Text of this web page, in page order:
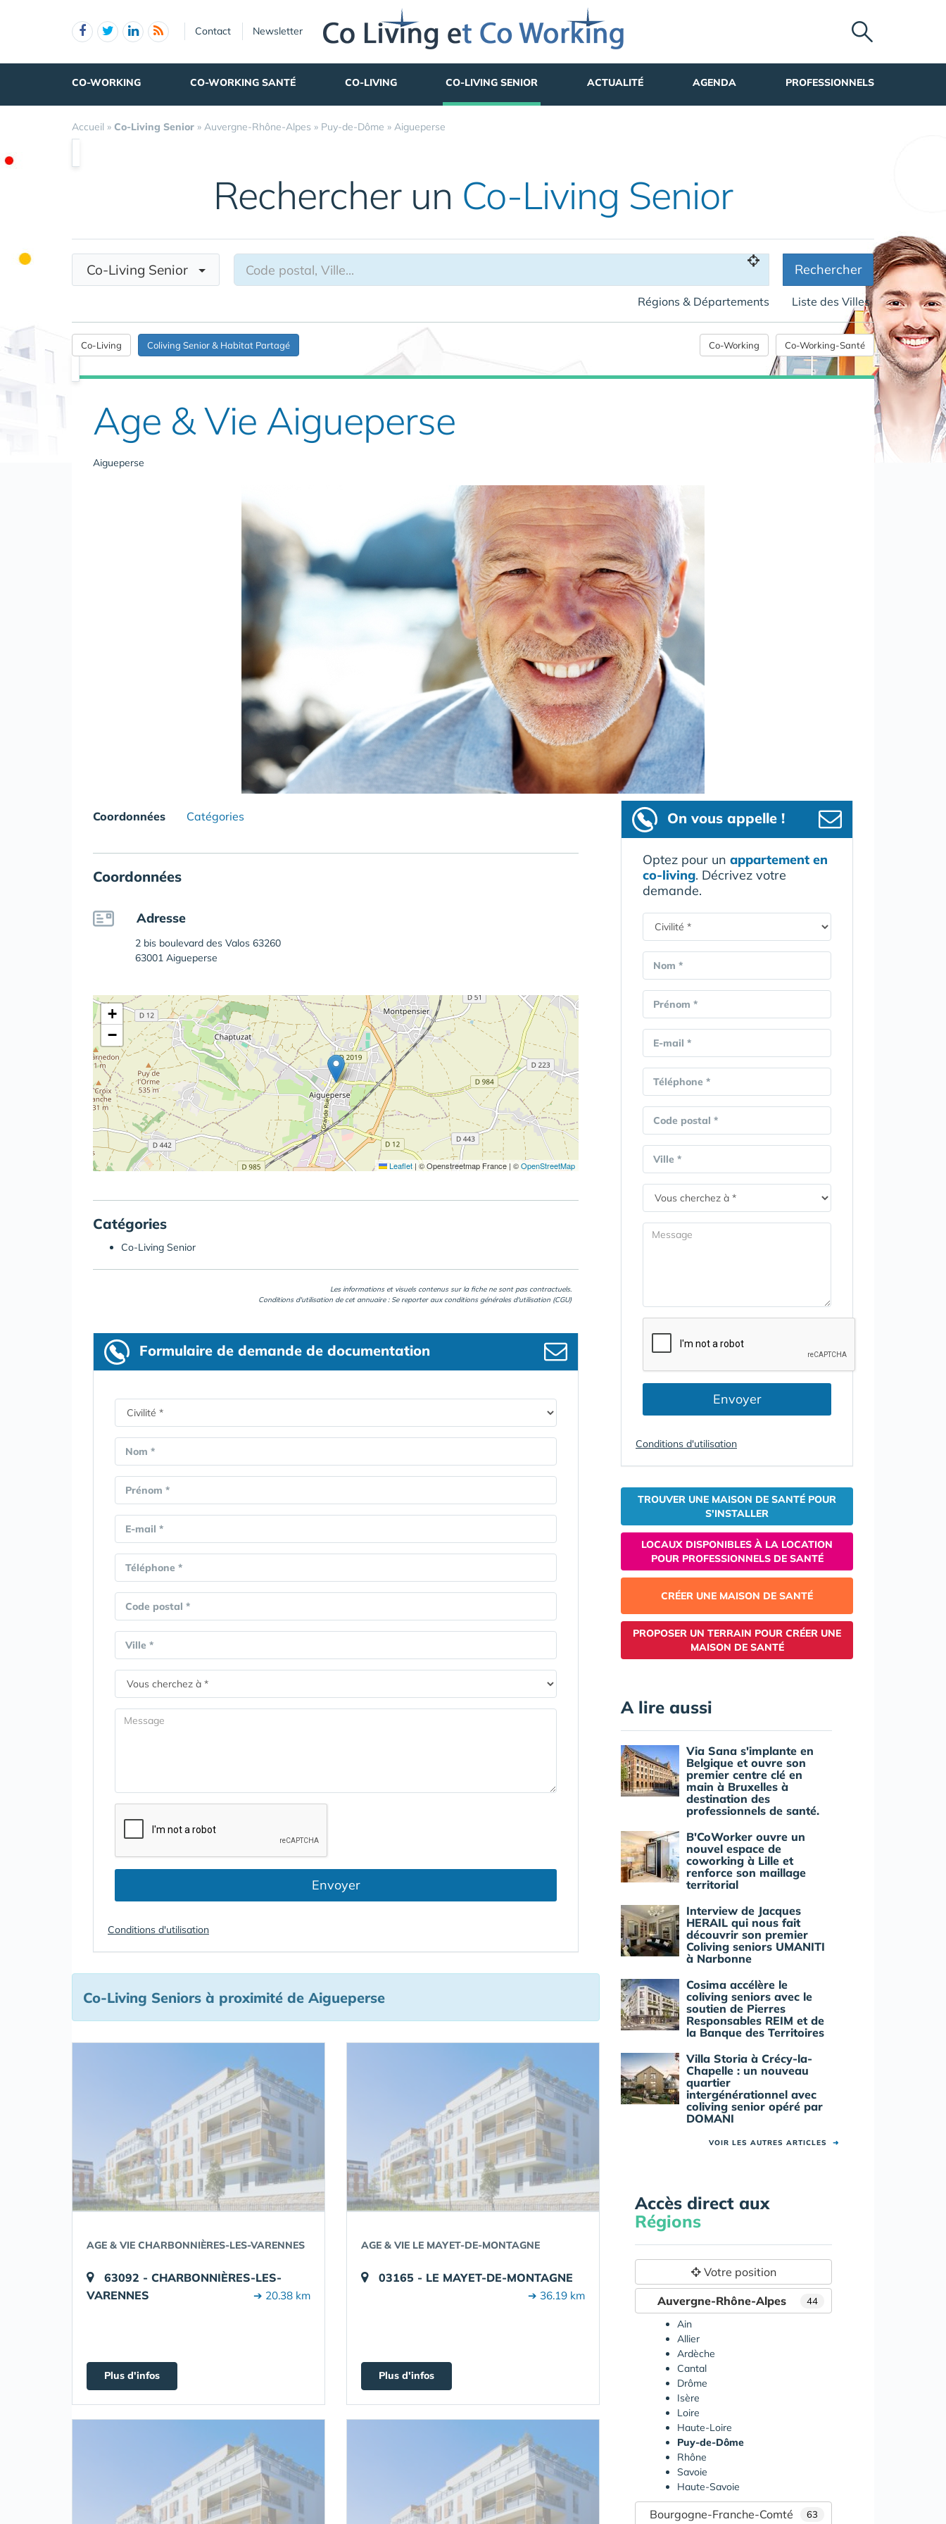
Contact Newsletter
CO-WORKING CO-WORKING SANTÉ CO-LIVING CO-LIVING SENIOR ACTUALITÉ AGENDA PROFESSIONNELS
Accueil » Co-Living Senior » Auvergne-Rhône-Alpes » Puy-de-Dôme » Aigueperse
Rechercher un Co-Living Senior
Co-Living Senior Rechercher
Régions & Départements Liste des Villes
Co-Living Coliving Senior & Habitat Partagé Co-Working Co-Working-Santé
Age & Vie Aigueperse
Aigueperse
Coordonnées Catégories
Coordonnées
Adresse
2 bis boulevard des Valos 63260
63001 Aigueperse
+
−
Leaflet| © Openstreetmap France | ©OpenStreetMap
Catégories
Co-Living Senior
Les informations et visuels contenus sur la fiche ne sont pas contractuels.
Conditions d'utilisation de cet annuaire : Se reporter aux conditions générales d'utilisation (CGU)
Formulaire de demande de documentation
Nom *
Prénom *
E-mail *
Téléphone *
Code postal *
Ville *
Envoyer
Conditions d'utilisation
Co-Living Seniors à proximité de Aigueperse
AGE & VIE CHARBONNIÈRES-LES-VARENNES
63092 - CHARBONNIÈRES-LES-
VARENNES
➔ 20.38 km
Plus d'infos
AGE & VIE LE MAYET-DE-MONTAGNE
03165 - LE MAYET-DE-MONTAGNE
➔ 36.19 km
Plus d'infos
On vous appelle !
Optez pour un appartement en
co-living. Décrivez votre
demande.
Nom *
Prénom *
E-mail *
Téléphone *
Code postal *
Ville *
Envoyer
Conditions d'utilisation
TROUVER UNE MAISON DE SANTÉ POUR
S'INSTALLER
LOCAUX DISPONIBLES À LA LOCATION
POUR PROFESSIONNELS DE SANTÉ
CRÉER UNE MAISON DE SANTÉ
PROPOSER UN TERRAIN POUR CRÉER UNE
MAISON DE SANTÉ
A lire aussi
Via Sana s'implante en
Belgique et ouvre son
premier centre clé en
main à Bruxelles à
destination des
professionnels de santé.
B'CoWorker ouvre un
nouvel espace de
coworking à Lille et
renforce son maillage
territorial
Interview de Jacques
HERAIL qui nous fait
découvrir son premier
Coliving seniors UMANITI
à Narbonne
Cosima accélère le
coliving seniors avec le
soutien de Pierres
Responsables REIM et de
la Banque des Territoires
Villa Storia à Crécy-la-
Chapelle : un nouveau
quartier
intergénérationnel avec
coliving senior opéré par
DOMANI
VOIR LES AUTRES ARTICLES ➜
Accès direct aux
Régions
Votre position
44
Auvergne-Rhône-Alpes
Ain
Allier
Ardèche
Cantal
Drôme
Isère
Loire
Haute-Loire
Puy-de-Dôme
Rhône
Savoie
Haute-Savoie
63
Bourgogne-Franche-Comté